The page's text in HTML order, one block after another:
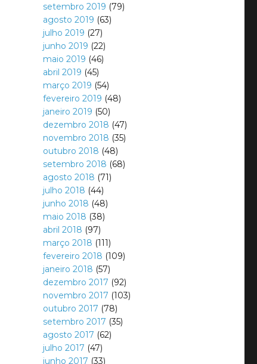
setembro 2019 (79)
agosto 2019 (63)
julho 2019 (27)
junho 2019 (22)
maio 2019 (46)
abril 2019 (45)
março 2019 (54)
fevereiro 2019 (48)
janeiro 2019 (50)
dezembro 2018 (47)
novembro 2018 (35)
outubro 2018 (48)
setembro 2018 (68)
agosto 2018 (71)
julho 2018 (44)
junho 2018 (48)
maio 2018 (38)
abril 2018 (97)
março 2018 (111)
fevereiro 2018 (109)
janeiro 2018 (57)
dezembro 2017 (92)
novembro 2017 (103)
outubro 2017 (78)
setembro 2017 (35)
agosto 2017 (62)
julho 2017 (47)
junho 2017 (33)